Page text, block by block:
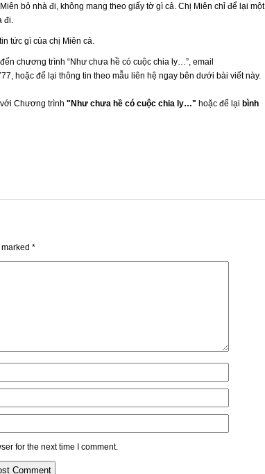
bỏ nhà đi, không mang theo giấy tờ gì cả. Chị Miên chỉ để lại một
đi.
tức gì của chị Miên cả.
chương trình “Như chưa hề có cuộc chia ly…”, email
hoặc để lại thông tin theo mẫu liên hệ ngay bên dưới bài viết này.
Chương trình "Như chưa hề có cuộc chia ly…" hoặc để lại bình
*
for the next time I comment.